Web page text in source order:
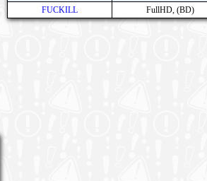
FUCKILL
FullHD, (BD)